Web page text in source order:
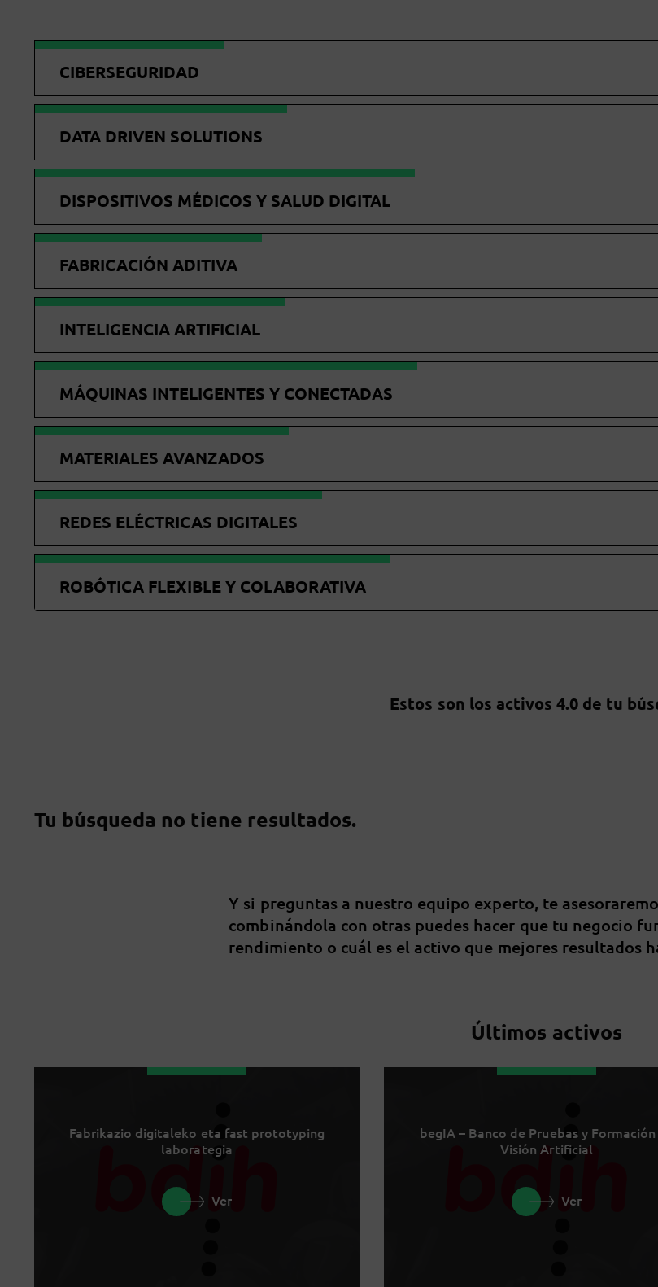
CIBERSEGURIDAD
DATA DRIVEN SOLUTIONS
DISPOSITIVOS MÉDICOS Y SALUD DIGITAL
FABRICACIÓN ADITIVA
INTELIGENCIA ARTIFICIAL
MÁQUINAS INTELIGENTES Y CONECTADAS
MATERIALES AVANZADOS
REDES ELÉCTRICAS DIGITALES
ROBÓTICA FLEXIBLE Y COLABORATIVA
Estos son los activos 4.0 de tu
Tu búsqueda no tiene resultados.
Y si preguntas a nuestro equipo experto, te
combinándola con otras puedes hacer que tu negocio
rendimiento o cuál es el activo que mejores resultados
Últimos activos
Fabrikazio digitaleko eta fast prototyping
laborategia
Ver
begIA – Banco de Pruebas y Formación
Visión Artificial
Ver